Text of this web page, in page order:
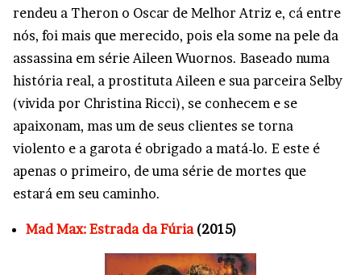
rendeu a Theron o Oscar de Melhor Atriz e, cá entre
nós, foi mais que merecido, pois ela some na pele da
assassina em série Aileen Wuornos. Baseado numa
história real, a prostituta Aileen e sua parceira Selby
(vivida por Christina Ricci), se conhecem e se
apaixonam, mas um de seus clientes se torna
violento e a garota é obrigado a matá-lo. E este é
apenas o primeiro, de uma série de mortes que
estará em seu caminho.
Mad Max: Estrada da Fúria(2015)